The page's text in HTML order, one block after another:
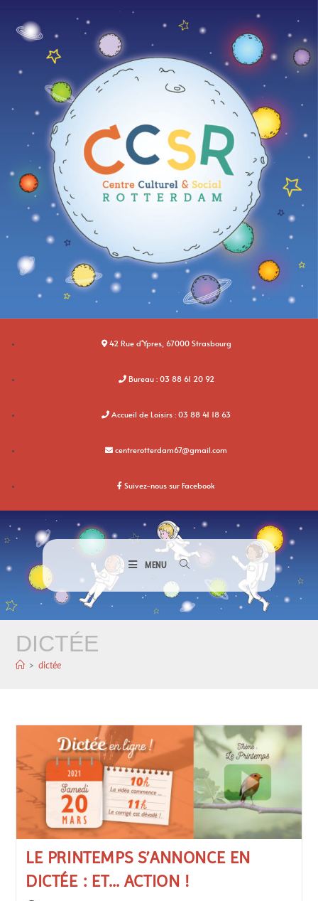
42 Rue d'Ypres, 67000 Strasbourg
Bureau : 03 88 61 20 92
Accueil de Loisirs : 03 88 41 18 63
centrerotterdam67@gmail.com
Suivez-nous sur Facebook
MENU
DICTÉE
> dictée
LE PRINTEMPS S’ANNONCE EN
DICTÉE : ET… ACTION !